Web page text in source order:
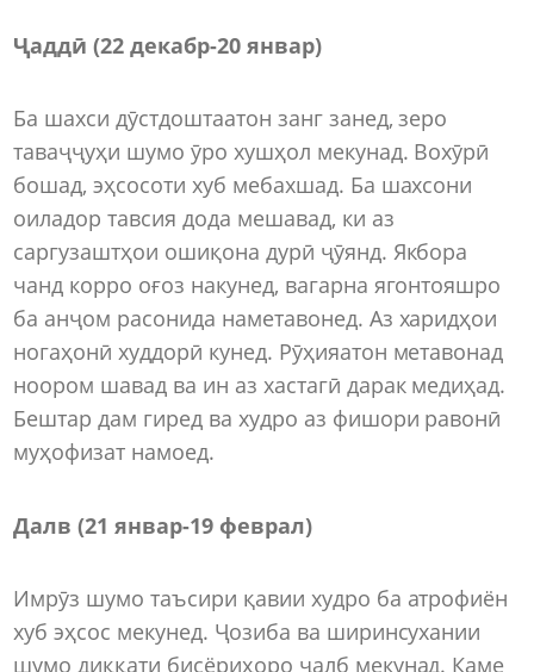
Ҷаддӣ (22 декабр-20 январ)
Ба шахси дӯстдоштаатон занг занед, зеро
таваҷҷуҳи шумо ӯро хушҳол мекунад. Вохӯрӣ
бошад, эҳсосоти хуб мебахшад. Ба шахсони
оиладор тавсия дода мешавад, ки аз
саргузаштҳои ошиқона дурӣ ҷӯянд. Якбора
чанд корро оғоз накунед, вагарна ягонтояшро
ба анҷом расонида наметавонед. Аз харидҳои
ногаҳонӣ худдорӣ кунед. Рӯҳияатон метавонад
ноором шавад ва ин аз хастагӣ дарак медиҳад.
Бештар дам гиред ва худро аз фишори равонӣ
муҳофизат намоед.
Далв (21 январ-19 феврал)
Имрӯз шумо таъсири қавии худро ба атрофиён
хуб эҳсос мекунед. Ҷозиба ва ширинсухании
шумо диққати бисёриҳоро ҷалб мекунад. Каме